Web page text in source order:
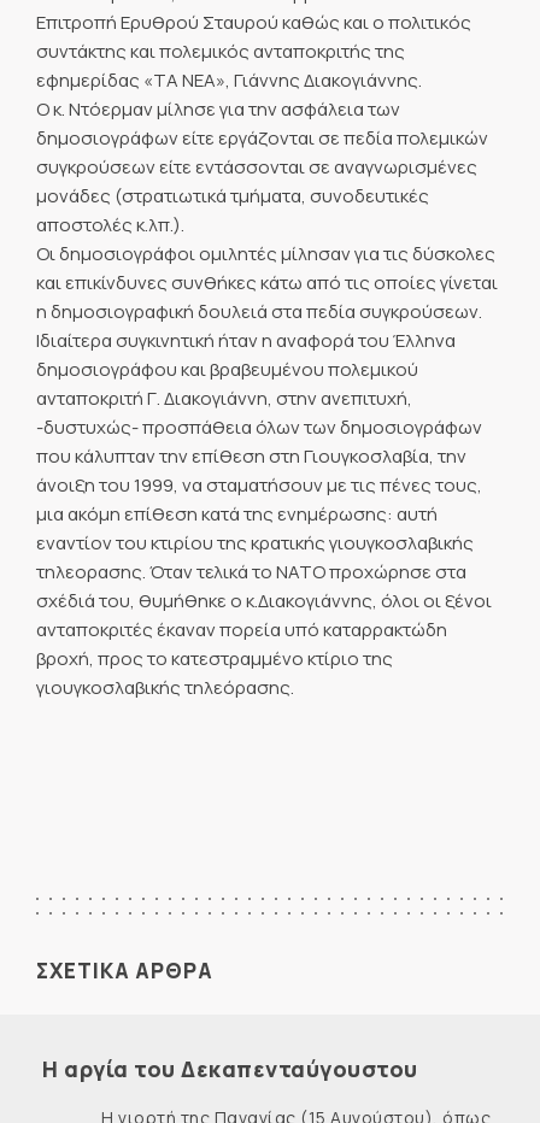
Επιτροπή Ερυθρού Σταυρού καθώς και ο πολιτικός
συντάκτης και πολεμικός ανταποκριτής της
εφημερίδας «ΤΑ ΝΕΑ», Γιάννης Διακογιάννης.
Ο κ. Ντόερμαν μίλησε για την ασφάλεια των
δημοσιογράφων είτε εργάζονται σε πεδία πολεμικών
συγκρούσεων είτε εντάσσονται σε αναγνωρισμένες
μονάδες (στρατιωτικά τμήματα, συνοδευτικές
αποστολές κ.λπ.).
Οι δημοσιογράφοι ομιλητές μίλησαν για τις δύσκολες
και επικίνδυνες συνθήκες κάτω από τις οποίες γίνεται
η δημοσιογραφική δουλειά στα πεδία συγκρούσεων.
Ιδιαίτερα συγκινητική ήταν η αναφορά του Έλληνα
δημοσιογράφου και βραβευμένου πολεμικού
ανταποκριτή Γ. Διακογιάννη, στην ανεπιτυχή,
-δυστυχώς- προσπάθεια όλων των δημοσιογράφων
που κάλυπταν την επίθεση στη Γιουγκοσλαβία, την
άνοιξη του 1999, να σταματήσουν με τις πένες τους,
μια ακόμη επίθεση κατά της ενημέρωσης: αυτή
εναντίον του κτιρίου της κρατικής γιουγκοσλαβικής
τηλεορασης. Όταν τελικά το ΝΑΤΟ προχώρησε στα
σχέδιά του, θυμήθηκε ο κ.Διακογιάννης, όλοι οι ξένοι
ανταποκριτές έκαναν πορεία υπό καταρρακτώδη
βροχή, προς το κατεστραμμένο κτίριο της
γιουγκοσλαβικής τηλεόρασης.
ΣΧΕΤΙΚΑ ΑΡΘΡΑ
Η αργία του Δεκαπενταύγουστου
Η γιορτή της Παναγίας (15 Αυγούστου), όπως